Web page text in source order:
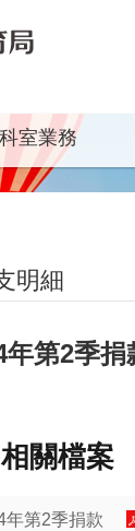
科室業務
明細
年第2季捐
相關檔案
年第2季捐款